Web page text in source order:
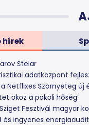
hírek
Stelar
adatközpont
Netflixes Szörnyeteg új
okoz a pokoli hőség
Fesztivál magyar
és ingyenes